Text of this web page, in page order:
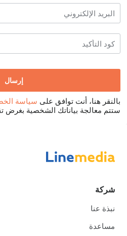
بالنقر هنا، أنت توافق على سياسة
ستتم معالجة بياناتك الشخصية بغرض
شركة
نبذة عنا
مساعدة